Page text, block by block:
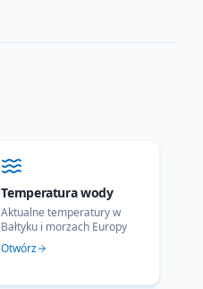
Temperatura wody
Aktualne temperatury w
Bałtyku i morzach Europy
Otwórz